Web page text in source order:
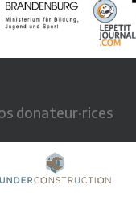
donateur·rices